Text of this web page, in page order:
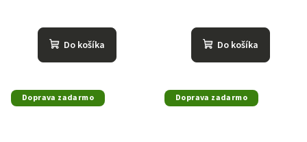
Do košíka Do košíka
Doprava zadarmo Doprava zadarmo